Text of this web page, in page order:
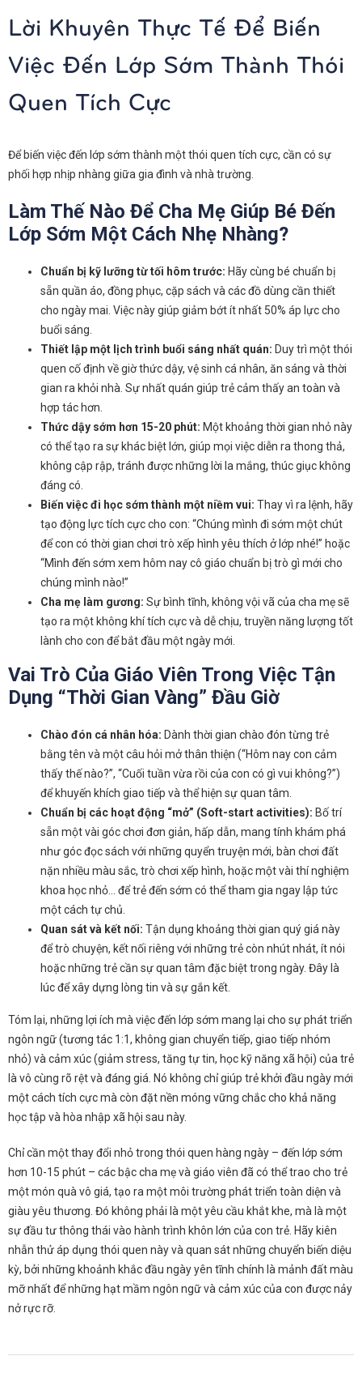
Lời Khuyên Thực Tế Để Biến
Việc Đến Lớp Sớm Thành Thói
Quen Tích Cực
Để biến việc đến lớp sớm thành một thói quen tích cực, cần có sự
phối hợp nhịp nhàng giữa gia đình và nhà trường.
Làm Thế Nào Để Cha Mẹ Giúp Bé Đến
Lớp Sớm Một Cách Nhẹ Nhàng?
Chuẩn bị kỹ lưỡng từ tối hôm trước: Hãy cùng bé chuẩn bị
sẵn quần áo, đồng phục, cặp sách và các đồ dùng cần thiết
cho ngày mai. Việc này giúp giảm bớt ít nhất 50% áp lực cho
buổi sáng.
Thiết lập một lịch trình buổi sáng nhất quán: Duy trì một thói
quen cố định về giờ thức dậy, vệ sinh cá nhân, ăn sáng và thời
gian ra khỏi nhà. Sự nhất quán giúp trẻ cảm thấy an toàn và
hợp tác hơn.
Thức dậy sớm hơn 15-20 phút: Một khoảng thời gian nhỏ này
có thể tạo ra sự khác biệt lớn, giúp mọi việc diễn ra thong thả,
không cập rập, tránh được những lời la mắng, thúc giục không
đáng có.
Biến việc đi học sớm thành một niềm vui: Thay vì ra lệnh, hãy
tạo động lực tích cực cho con: “Chúng mình đi sớm một chút
để con có thời gian chơi trò xếp hình yêu thích ở lớp nhé!” hoặc
“Mình đến sớm xem hôm nay cô giáo chuẩn bị trò gì mới cho
chúng mình nào!”
Cha mẹ làm gương: Sự bình tĩnh, không vội vã của cha mẹ sẽ
tạo ra một không khí tích cực và dễ chịu, truyền năng lượng tốt
lành cho con để bắt đầu một ngày mới.
Vai Trò Của Giáo Viên Trong Việc Tận
Dụng “Thời Gian Vàng” Đầu Giờ
Chào đón cá nhân hóa: Dành thời gian chào đón từng trẻ
bằng tên và một câu hỏi mở thân thiện (“Hôm nay con cảm
thấy thế nào?”, “Cuối tuần vừa rồi của con có gì vui không?”)
để khuyến khích giao tiếp và thể hiện sự quan tâm.
Chuẩn bị các hoạt động “mở” (Soft-start activities): Bố trí
sẵn một vài góc chơi đơn giản, hấp dẫn, mang tính khám phá
như góc đọc sách với những quyển truyện mới, bàn chơi đất
nặn nhiều màu sắc, trò chơi xếp hình, hoặc một vài thí nghiệm
khoa học nhỏ… để trẻ đến sớm có thể tham gia ngay lập tức
một cách tự chủ.
Quan sát và kết nối: Tận dụng khoảng thời gian quý giá này
để trò chuyện, kết nối riêng với những trẻ còn nhút nhát, ít nói
hoặc những trẻ cần sự quan tâm đặc biệt trong ngày. Đây là
lúc để xây dựng lòng tin và sự gắn kết.
Tóm lại, những lợi ích mà việc đến lớp sớm mang lại cho sự phát triển
ngôn ngữ (tương tác 1:1, không gian chuyển tiếp, giao tiếp nhóm
nhỏ) và cảm xúc (giảm stress, tăng tự tin, học kỹ năng xã hội) của trẻ
là vô cùng rõ rệt và đáng giá. Nó không chỉ giúp trẻ khởi đầu ngày mới
một cách tích cực mà còn đặt nền móng vững chắc cho khả năng
học tập và hòa nhập xã hội sau này.
Chỉ cần một thay đổi nhỏ trong thói quen hàng ngày – đến lớp sớm
hơn 10-15 phút – các bậc cha mẹ và giáo viên đã có thể trao cho trẻ
một món quà vô giá, tạo ra một môi trường phát triển toàn diện và
giàu yêu thương. Đó không phải là một yêu cầu khắt khe, mà là một
sự đầu tư thông thái vào hành trình khôn lớn của con trẻ. Hãy kiên
nhẫn thử áp dụng thói quen này và quan sát những chuyển biến diệu
kỳ, bởi những khoảnh khắc đầu ngày yên tĩnh chính là mảnh đất màu
mỡ nhất để những hạt mầm ngôn ngữ và cảm xúc của con được nảy
nở rực rỡ.